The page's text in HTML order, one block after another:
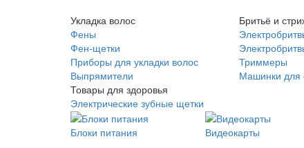
Укладка волос
Фены
Фен-щетки
Приборы для укладки волос
Выпрямители
Товары для здоровья
Электрические зубные щетки
Бритьё и
Триммеры
Машинки для
Блоки питания
Видеокарты